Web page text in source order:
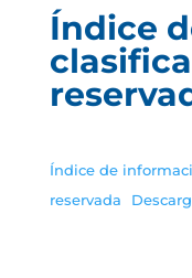
Índice
Índice de
reservada